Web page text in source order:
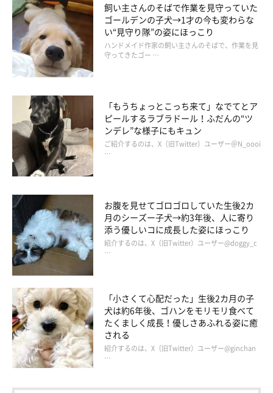
飼い主さんのそばで作業を見守っていた
ゴールデンの子犬→1才の今も変わらな
い“見守り隊”の姿にほっこり
ハンドメイド作家の飼い主さんのそばで、作業を見
守ってきたゴー …
「もうちょっとこっち来て」なでてとア
ピールするラブラドール！ふだんの“ツ
ンデレ”な様子にもキュン
ご紹介するのは、X（旧Twitter）ユーザー＠N_oooi
…
お腹を見せてゴロゴロしていた生後2カ
月のシーズー子犬→約3年後、人に寄り
添う優しいコに成長した姿にほっこり
紹介するのは、X（旧Twitter）ユーザー@doggy_c
…
「小さくて心配だった」生後2カ月の子
犬は約6年後、ゴハンをモリモリ食べて
たくましく成長！優しさあふれる姿に癒
される
紹介するのは、X（旧Twitter）ユーザー@ginchan
…